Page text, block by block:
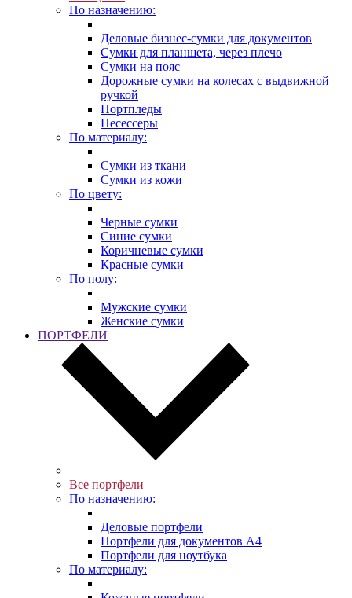
По назначению:
Деловые бизнес-сумки для документов
Сумки для планшета, через плечо
Сумки на пояс
Дорожные сумки на колесах с выдвижной
ручкой
Портпледы
Несессеры
По материалу:
Сумки из ткани
Сумки из кожи
По цвету:
Черные сумки
Синие сумки
Коричневые сумки
Красные сумки
По полу:
Мужские сумки
Женские сумки
ПОРТФЕЛИ
Все портфели
По назначению:
Деловые портфели
Портфели для документов A4
Портфели для ноутбука
По материалу: